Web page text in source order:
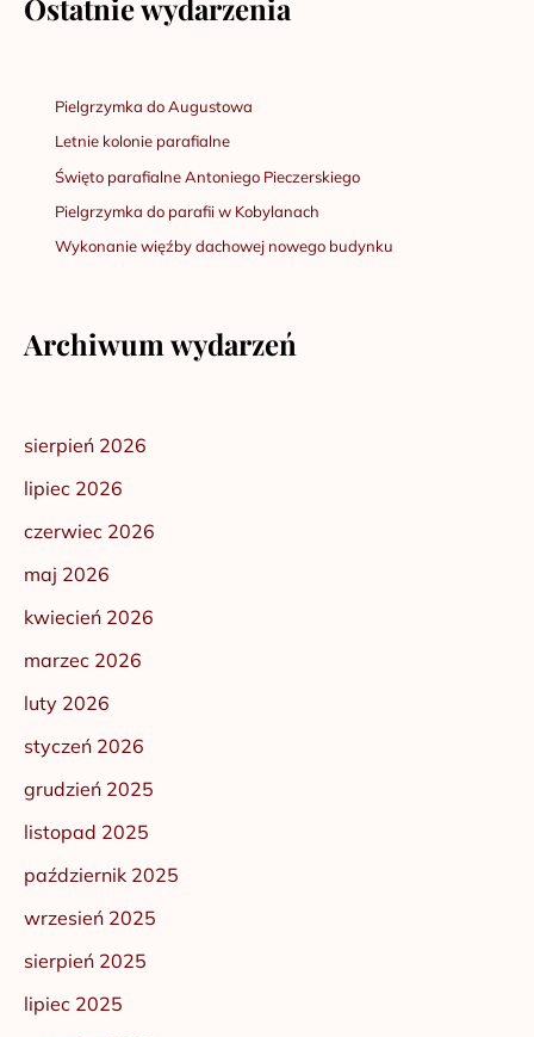
Ostatnie wydarzenia
Pielgrzymka do Augustowa
Letnie kolonie parafialne
Święto parafialne Antoniego Pieczerskiego
Pielgrzymka do parafii w Kobylanach
Wykonanie więźby dachowej nowego budynku
Archiwum wydarzeń
sierpień 2026
lipiec 2026
czerwiec 2026
maj 2026
kwiecień 2026
marzec 2026
luty 2026
styczeń 2026
grudzień 2025
listopad 2025
październik 2025
wrzesień 2025
sierpień 2025
lipiec 2025